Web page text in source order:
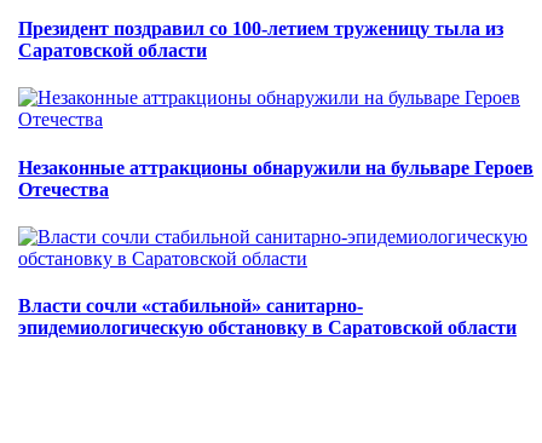
Президент поздравил со 100-летием труженицу тыла из
Саратовской области
Незаконные аттракционы обнаружили на бульваре Героев
Отечества
Власти сочли «стабильной» санитарно-
эпидемиологическую обстановку в Саратовской области